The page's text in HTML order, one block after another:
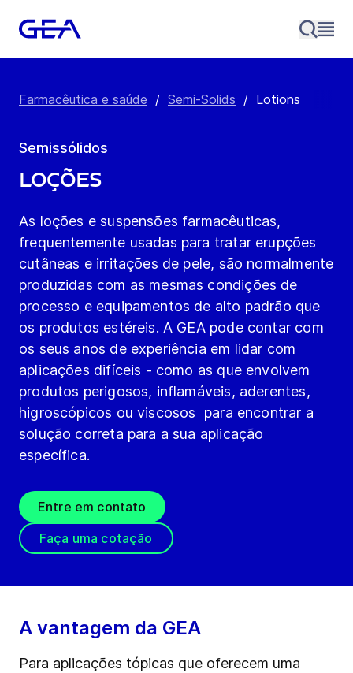
Farmacêutica e saúde / Semi-Solids / Lotions
Semissólidos
Loções
As loções e suspensões farmacêuticas,
frequentemente usadas para tratar erupções
cutâneas e irritações de pele, são normalmente
produzidas com as mesmas condições de
processo e equipamentos de alto padrão que
os produtos estéreis. A GEA pode contar com
os seus anos de experiência em lidar com
aplicações difíceis - como as que envolvem
produtos perigosos, inflamáveis, aderentes,
higroscópicos ou viscosos  para encontrar a
solução correta para a sua aplicação
específica.
Entre em contato
Faça uma cotação
A vantagem da GEA
Para aplicações tópicas que oferecem uma